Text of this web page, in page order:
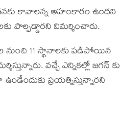
కావాలన్న అహంకారం ఉందని
పాల్పడ్డారని విమర్శించారు.
11 స్థానాలకు పడిపోయిన
వచ్చే ఎన్నికల్లో జగన్ కు
ప్రయత్నిస్తున్నారని